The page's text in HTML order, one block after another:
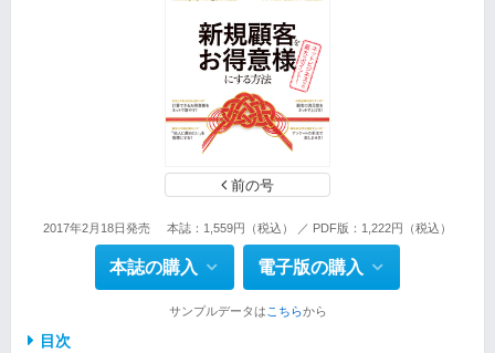
前の号
2017年2月18日発売 本誌：1,559円（税込） ／ PDF版：1,222円（税込）
本誌の購入 電子版の購入
サンプルデータは こちらから
目次